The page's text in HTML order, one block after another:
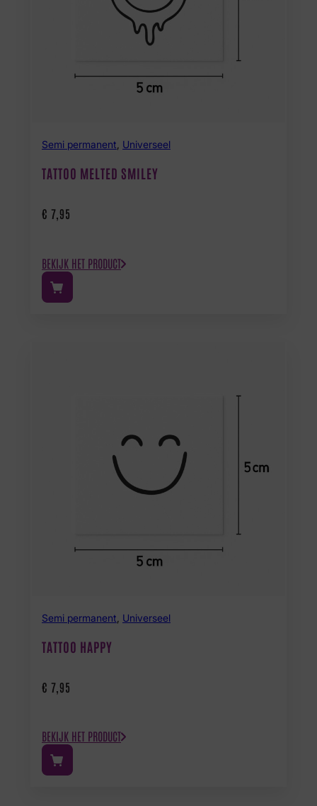
Semi permanent Universeel
TATTOO MELTED SMILEY
€ 7,95
BEKIJK HET PRODUCT
Semi permanent Universeel
TATTOO HAPPY
€ 7,95
BEKIJK HET PRODUCT